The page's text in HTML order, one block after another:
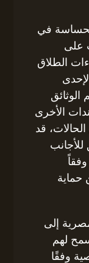
في
على
الطلاق
الأخرى
قد
وفقاً
حماية
إلى
لهم
وفقًا